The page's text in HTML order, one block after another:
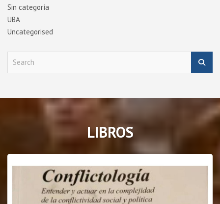
Sin categoría
UBA
Uncategorised
c
LIBROS